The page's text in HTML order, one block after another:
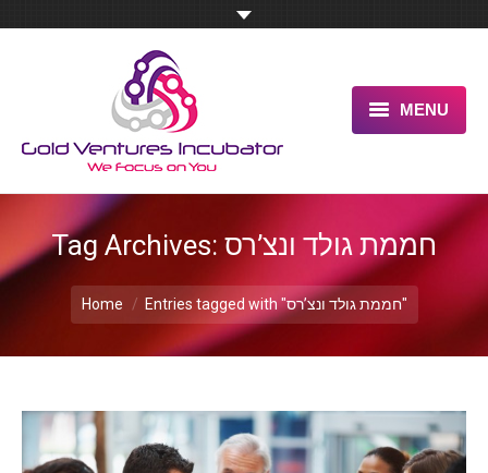
MENU
HOME
OUR UNIQUE ADVANTAGE
SERVICES
PITCH US NOW
BLOG
Tag Archives: חממת גולד ונצ’רס
You are here:
Home Entries tagged with "חממת גולד ונצ’רס"